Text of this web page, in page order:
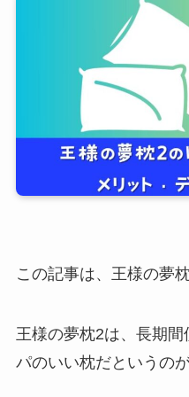
この記事は、王様の夢
王様の夢枕2は、長期
パのいい枕だというの